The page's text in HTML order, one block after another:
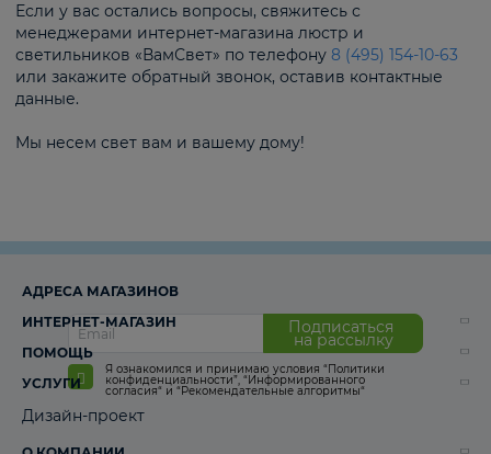
Если у вас остались вопросы, свяжитесь с
менеджерами интернет-магазина люстр и
светильников «ВамСвет» по телефону 8 (495) 154-10-63
или закажите обратный звонок, оставив контактные
данные.
Мы несем свет вам и вашему дому!
Подписаться
на рассылку
Я ознакомился и принимаю условия “Политики
конфиденциальности”, “Информированного
согласия“ и “Рекомендательные алгоритмы“
АДРЕСА МАГАЗИНОВ
ИНТЕРНЕТ-МАГАЗИН
ПОМОЩЬ
УСЛУГИ
Дизайн-проект